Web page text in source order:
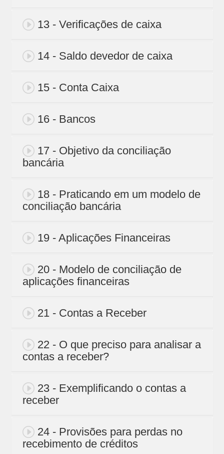
13 - Verificações de caixa
14 - Saldo devedor de caixa
15 - Conta Caixa
16 - Bancos
17 - Objetivo da conciliação
bancária
18 - Praticando em um modelo de
conciliação bancária
19 - Aplicações Financeiras
20 - Modelo de conciliação de
aplicações financeiras
21 - Contas a Receber
22 - O que preciso para analisar a
contas a receber?
23 - Exemplificando o contas a
receber
24 - Provisões para perdas no
recebimento de créditos